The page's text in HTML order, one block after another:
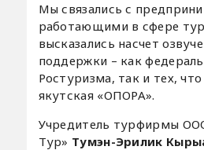
Мы связались с
работающими в сфере
высказались насчет
поддержки – как
Ростуризма, так и тех, что
якутская «ОПОРА».
Учредитель турфирмы
Тур» Тумэн-Эрилик